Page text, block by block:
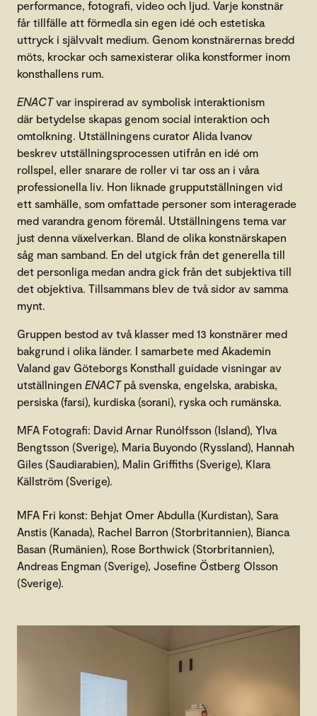
performance, fotografi, video och ljud. Varje konstnär
får tillfälle att förmedla sin egen idé och estetiska
uttryck i självvalt medium. Genom konstnärernas bredd
möts, krockar och samexisterar olika konstformer inom
konsthallens rum.
ENACTvar inspirerad av symbolisk interaktionism
där betydelse skapas genom social interaktion och
omtolkning. Utställningens curator Alida Ivanov
beskrev utställningsprocessen utifrån en idé om
rollspel, eller snarare de roller vi tar oss an i våra
professionella liv. Hon liknade grupputställningen vid
ett samhälle, som omfattade personer som interagerade
med varandra genom föremål. Utställningens tema var
just denna växelverkan. Bland de olika konstnärskapen
såg man samband. En del utgick från det generella till
det personliga medan andra gick från det subjektiva till
det objektiva. Tillsammans blev de två sidor av samma
mynt.
Gruppen bestod av två klasser med 13 konstnärer med
bakgrund i olika länder. I samarbete med Akademin
Valand gav Göteborgs Konsthall guidade visningar av
utställningen ENACTpå svenska, engelska, arabiska,
persiska (farsi), kurdiska (sorani), ryska och rumänska.
MFA Fotografi: David Arnar Runólfsson (Island), Ylva
Bengtsson (Sverige), Maria Buyondo (Ryssland), Hannah
Giles (Saudiarabien), Malin Griffiths (Sverige), Klara
Källström (Sverige).
MFA Fri konst: Behjat Omer Abdulla (Kurdistan), Sara
Anstis (Kanada), Rachel Barron (Storbritannien), Bianca
Basan (Rumänien), Rose Borthwick (Storbritannien),
Andreas Engman (Sverige), Josefine Östberg Olsson
(Sverige).